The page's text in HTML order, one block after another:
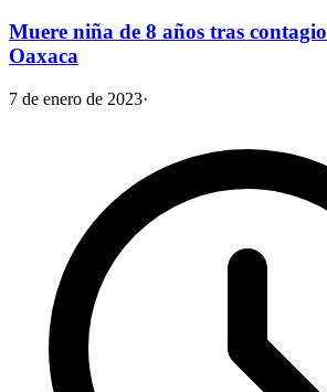
Muere niña de 8 años tras
Oaxaca
7 de enero de 2023·